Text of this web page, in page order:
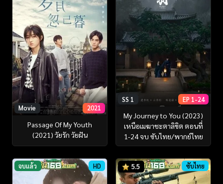
Movie 2021
Passage Of My Youth
(2021) วัยรัก วัยฝัน
SS 1 EP 1-24
My Journey to You (2023)
เหนือเมฆาชะตาลิขิต ตอนที่
1-24 จบ ซับไทย/พากย์ไทย
จบแล้ว HD 5.5 ซับไทย